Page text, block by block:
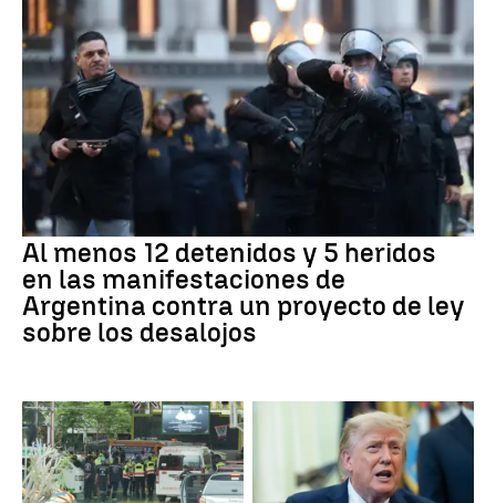
Al menos 12 detenidos y 5 heridos
en las manifestaciones de
Argentina contra un proyecto de ley
sobre los desalojos